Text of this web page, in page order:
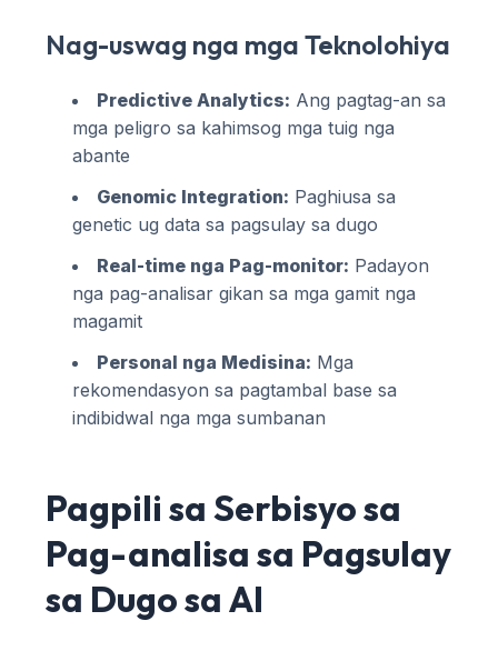
Nag-uswag nga mga Teknolohiya
Predictive Analytics: Ang pagtag-an sa
mga peligro sa kahimsog mga tuig nga
abante
Genomic Integration: Paghiusa sa
genetic ug data sa pagsulay sa dugo
Real-time nga Pag-monitor: Padayon
nga pag-analisar gikan sa mga gamit nga
magamit
Personal nga Medisina: Mga
rekomendasyon sa pagtambal base sa
indibidwal nga mga sumbanan
Pagpili sa Serbisyo sa
Pag-analisa sa Pagsulay
sa Dugo sa AI
Slovenčina
كوردی‎
پښتو
অসমীয়া
Galego
Македонски јазик
Euskara
Gàidhlig
Occitan
العربية المغربية
Afrikaans
Монгол
ພາສາລາວ